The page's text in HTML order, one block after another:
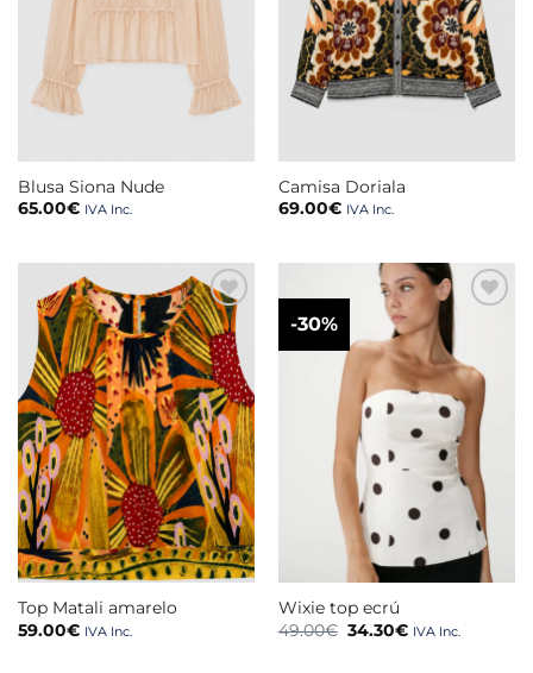
Blusa Siona Nude
65.00€ IVA Inc.
Camisa Doriala
69.00€ IVA Inc.
Top Matali amarelo
59.00€ IVA Inc.
-30%
Wixie top ecrú
49.00€ O
preço
34.30€OIVA Inc.